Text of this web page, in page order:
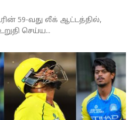
59-வது லீக் ஆட்டத்தில்,
செய்ய...